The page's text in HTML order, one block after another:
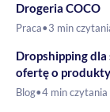
Drogeria COCO
Praca•3 min
Dropshipping
ofertę o
Blog•4 min czytania